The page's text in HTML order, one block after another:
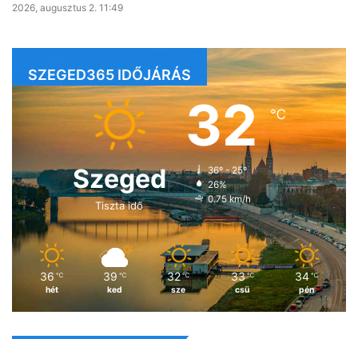
2026, augusztus 2. 11:49
SZEGED365 IDŐJÁRÁS
Szeged
Tiszta idő
32℃
36º - 25º
26%
0.75 km/h
36 ℃
hét
39 ℃
ked
32 ℃
sze
33 ℃
csü
34 ℃
pén